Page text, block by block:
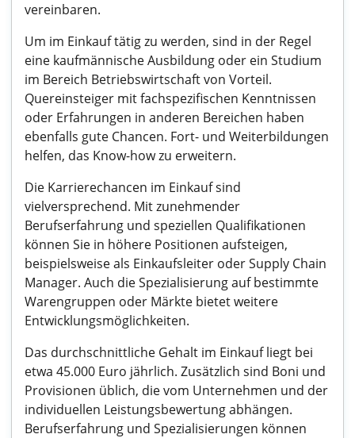
vereinbaren.
Um im Einkauf tätig zu werden, sind in der Regel
eine kaufmännische Ausbildung oder ein Studium
im Bereich Betriebswirtschaft von Vorteil.
Quereinsteiger mit fachspezifischen Kenntnissen
oder Erfahrungen in anderen Bereichen haben
ebenfalls gute Chancen. Fort- und Weiterbildungen
helfen, das Know-how zu erweitern.
Die Karrierechancen im Einkauf sind
vielversprechend. Mit zunehmender
Berufserfahrung und speziellen Qualifikationen
können Sie in höhere Positionen aufsteigen,
beispielsweise als Einkaufsleiter oder Supply Chain
Manager. Auch die Spezialisierung auf bestimmte
Warengruppen oder Märkte bietet weitere
Entwicklungsmöglichkeiten.
Das durchschnittliche Gehalt im Einkauf liegt bei
etwa 45.000 Euro jährlich. Zusätzlich sind Boni und
Provisionen üblich, die vom Unternehmen und der
individuellen Leistungsbewertung abhängen.
Berufserfahrung und Spezialisierungen können